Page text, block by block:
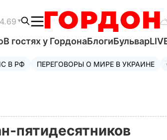
В гостях у ГордонаБлогиБульвар
В РФ ПЕРЕГОВОРЫ О МИРЕ В УКРАИНЕ
пятидесятников